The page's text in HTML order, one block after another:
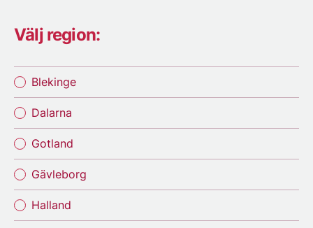
Välj region:
Blekinge
Dalarna
Gotland
Gävleborg
Halland